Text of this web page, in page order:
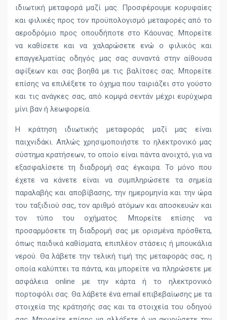
ιδιωτική μεταφορά μαζί μας. Προσφέρουμε κορυφαίες
και φιλικές προς τον προϋπολογισμό μεταφορές από το
αεροδρόμιο προς οπουδήποτε στο Κάουνας. Μπορείτε
να καθίσετε και να χαλαρώσετε ενώ ο φιλικός και
επαγγελματίας οδηγός μας σας συναντά στην αίθουσα
αφίξεων και σας βοηθά με τις βαλίτσες σας. Μπορείτε
επίσης να επιλέξετε το όχημα που ταιριάζει στο γούστο
και τις ανάγκες σας, από κομψά σεντάν μέχρι ευρύχωρα
μίνι βαν ή λεωφορεία.
Η κράτηση ιδιωτικής μεταφοράς μαζί μας είναι
παιχνιδάκι. Απλώς χρησιμοποιήστε το ηλεκτρονικό μας
σύστημα κρατήσεων, το οποίο είναι πάντα ανοιχτό, για να
εξασφαλίσετε τη διαδρομή σας έγκαιρα. Το μόνο που
έχετε να κάνετε είναι να συμπληρώσετε τα σημεία
παραλαβής και αποβίβασης, την ημερομηνία και την ώρα
του ταξιδιού σας, τον αριθμό ατόμων και αποσκευών και
τον τύπο του οχήματος. Μπορείτε επίσης να
προσαρμόσετε τη διαδρομή σας με ορισμένα πρόσθετα,
όπως παιδικά καθίσματα, επιπλέον στάσεις ή μπουκάλια
νερού. Θα λάβετε την τελική τιμή της μεταφοράς σας, η
οποία καλύπτει τα πάντα, και μπορείτε να πληρώσετε με
ασφάλεια online με την κάρτα ή το ηλεκτρονικό
πορτοφόλι σας. Θα λάβετε ένα email επιβεβαίωσης με τα
στοιχεία της κράτησής σας και τα στοιχεία του οδηγού